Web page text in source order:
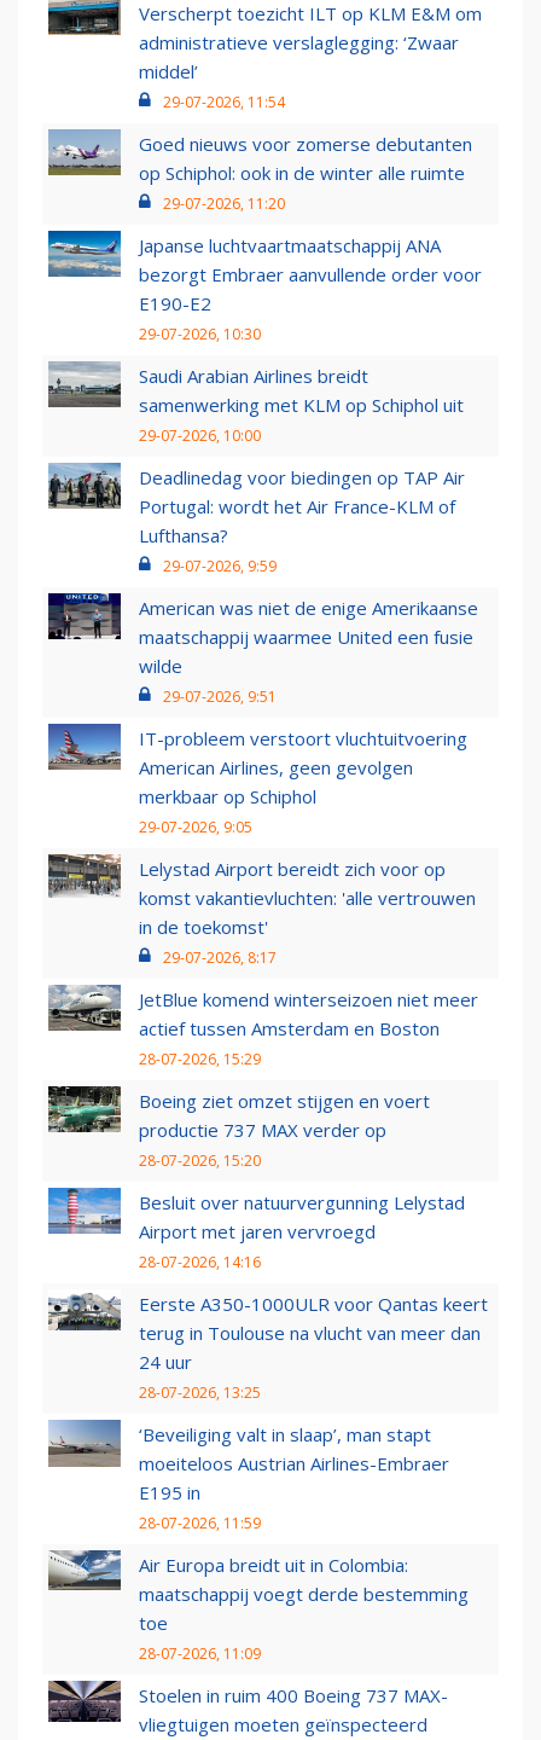
Verscherpt toezicht ILT op KLM E&M om
administratieve verslaglegging: ‘Zwaar
middel’
29-07-2026, 11:54
Goed nieuws voor zomerse debutanten
op Schiphol: ook in de winter alle ruimte
29-07-2026, 11:20
Japanse luchtvaartmaatschappij ANA
bezorgt Embraer aanvullende order voor
E190-E2
29-07-2026, 10:30
Saudi Arabian Airlines breidt
samenwerking met KLM op Schiphol uit
29-07-2026, 10:00
Deadlinedag voor biedingen op TAP Air
Portugal: wordt het Air France-KLM of
Lufthansa?
29-07-2026, 9:59
American was niet de enige Amerikaanse
maatschappij waarmee United een fusie
wilde
29-07-2026, 9:51
IT-probleem verstoort vluchtuitvoering
American Airlines, geen gevolgen
merkbaar op Schiphol
29-07-2026, 9:05
Lelystad Airport bereidt zich voor op
komst vakantievluchten: 'alle vertrouwen
in de toekomst'
29-07-2026, 8:17
JetBlue komend winterseizoen niet meer
actief tussen Amsterdam en Boston
28-07-2026, 15:29
Boeing ziet omzet stijgen en voert
productie 737 MAX verder op
28-07-2026, 15:20
Besluit over natuurvergunning Lelystad
Airport met jaren vervroegd
28-07-2026, 14:16
Eerste A350-1000ULR voor Qantas keert
terug in Toulouse na vlucht van meer dan
24 uur
28-07-2026, 13:25
‘Beveiliging valt in slaap’, man stapt
moeiteloos Austrian Airlines-Embraer
E195 in
28-07-2026, 11:59
Air Europa breidt uit in Colombia:
maatschappij voegt derde bestemming
toe
28-07-2026, 11:09
Stoelen in ruim 400 Boeing 737 MAX-
vliegtuigen moeten geïnspecteerd